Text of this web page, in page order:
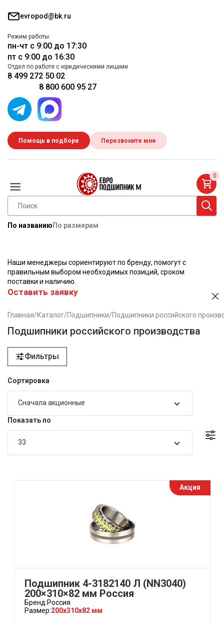
evropod@bk.ru
Режим работы:
пн-чт с 9:00 до 17:30
пт с 9:00 до 16:30
Отдел по работе с юридическими лицами
8 499 272 50 02
8 800 600 95 27
Помощь в подборе Перезвоните мне
По названию По размерам
0
Наши менеджеры сориентируют по бренду, помогут с
правильным выбором необходимых позиций, сроком
поставки и наличию.
Оставить заявку
Главная/Каталог/Подшипники/Подшипники российского
Подшипники российского производства
Фильтры
Сортировка
Сначала акционные
Показать по
33
Акция
Подшипник 4-3182140 Л (NN3040)
200×310×82 мм Россия
Бренд:Россия
Размер:200x310x82 мм